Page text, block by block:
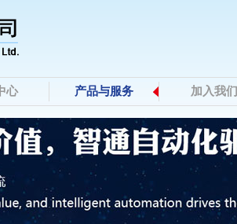
心 产品与服务 加入我们